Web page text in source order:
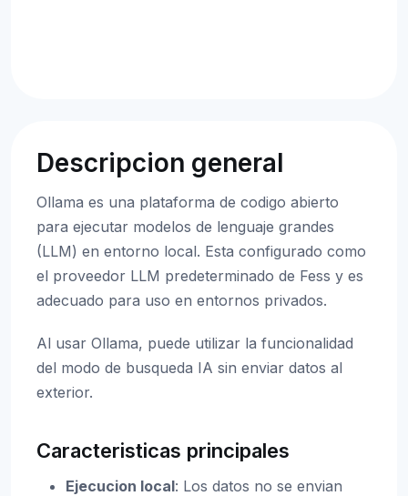
Descripcion general
Ollama es una plataforma de codigo abierto
para ejecutar modelos de lenguaje grandes
(LLM) en entorno local. Esta configurado como
el proveedor LLM predeterminado de Fess y es
adecuado para uso en entornos privados.
Al usar Ollama, puede utilizar la funcionalidad
del modo de busqueda IA sin enviar datos al
exterior.
Caracteristicas principales
Ejecucion local: Los datos no se envian